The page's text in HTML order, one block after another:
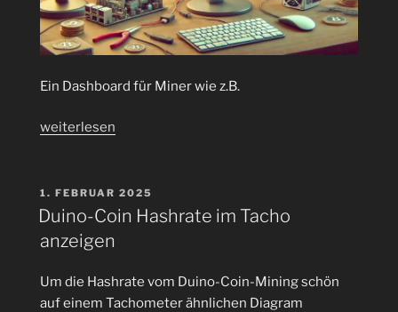
Ein Dashboard für Miner wie z.B.
„Duino-
für
Miner
Raspberry
Pi
ua.“
weiterlesen
VERÖFFENTLICHT
AM
1. FEBRUAR 2025
Duino-Coin Hashrate im Tacho
anzeigen
Um die Hashrate vom Duino-Coin-Mining schön
auf einem Tachometer ähnlichen Diagram